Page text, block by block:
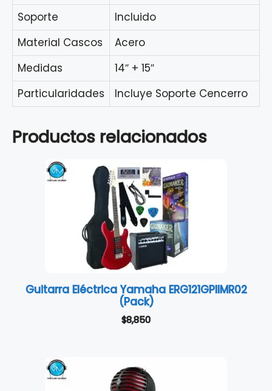
Soporte
Incluido
Material Cascos
Acero
Medidas
14″ + 15″
Particularidades
Incluye Soporte Cencerro
Productos relacionados
Guitarra Eléctrica Yamaha ERG121GPIIMR02
(Pack)
$8,850